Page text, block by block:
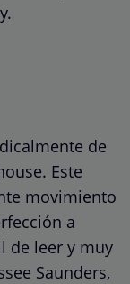
de
Este
movimiento
a
de leer y muy
Saunders,